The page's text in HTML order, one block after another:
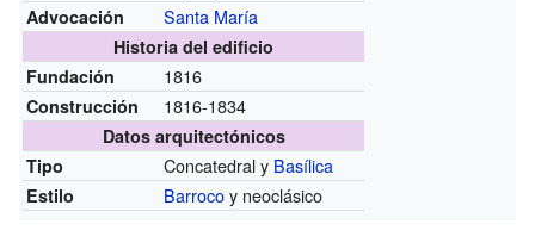
Advocación Santa María
Historia del edificio
Fundación
1816
Construcción 1816-1834
Datos arquitectónicos
Tipo
Concatedral y Basílica
Estilo Barrocoy neoclásico